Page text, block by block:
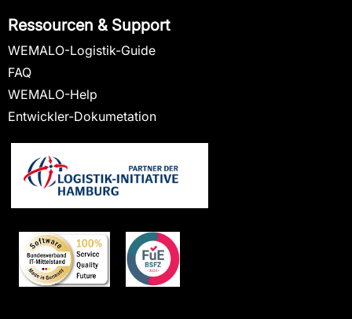
Ressourcen & Support
WEMALO-Logistik-Guide
FAQ
WEMALO-Help
Entwickler-Dokumetation